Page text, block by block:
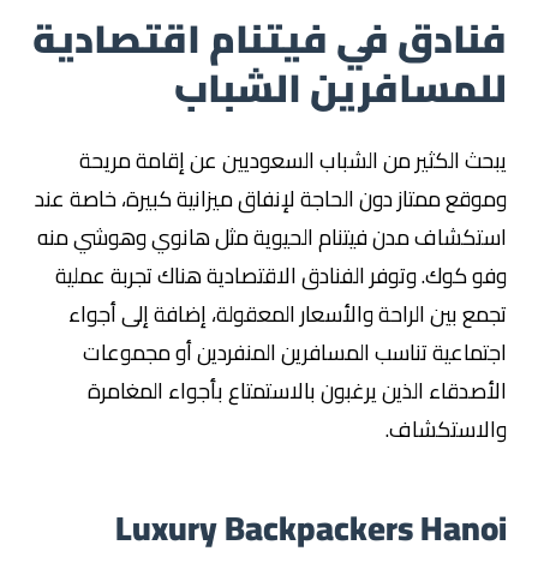
فنادق في فيتنام اقتصادية
للمسافرين الشباب
يبحث الكثير من الشباب السعوديين عن إقامة مريحة
وموقع ممتاز دون الحاجة لإنفاق ميزانية كبيرة، خاصة عند
استكشاف مدن فيتنام الحيوية مثل هانوي وهوشي منه
وفو كوك. وتوفر الفنادق الاقتصادية هناك تجربة عملية
تجمع بين الراحة والأسعار المعقولة، إضافة إلى أجواء
اجتماعية تناسب المسافرين المنفردين أو مجموعات
الأصدقاء الذين يرغبون بالاستمتاع بأجواء المغامرة
والاستكشاف.
Luxury Backpackers Hanoi